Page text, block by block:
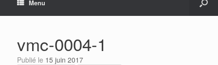
Menu
vmc-0004-1
Publié le 15 juin 2017